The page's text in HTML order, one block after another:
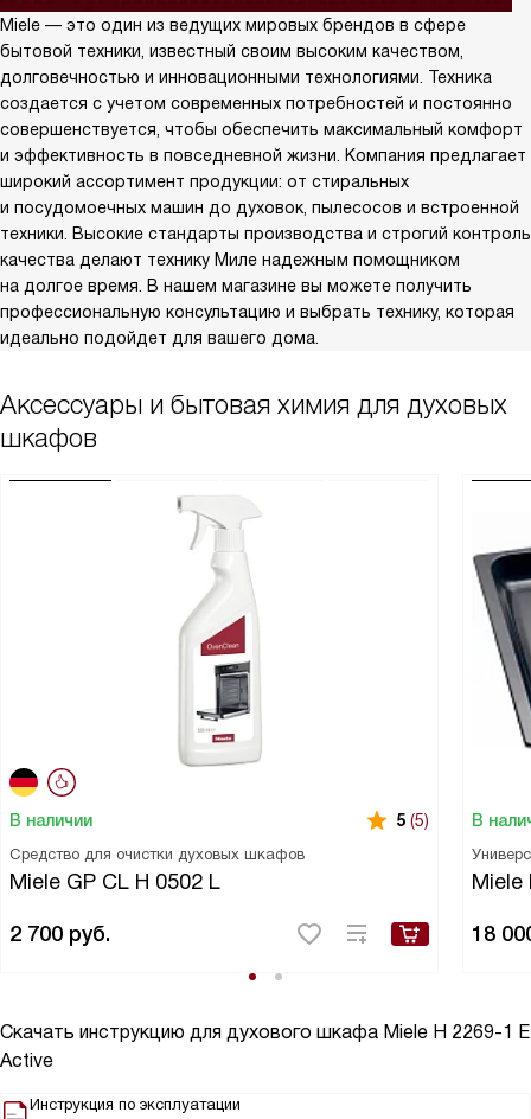
Miele — это один из ведущих мировых брендов в сфере
бытовой техники, известный своим высоким качеством,
долговечностью и инновационными технологиями. Техника
создается с учетом современных потребностей и постоянно
совершенствуется, чтобы обеспечить максимальный комфорт
и эффективность в повседневной жизни. Компания предлагает
широкий ассортимент продукции: от стиральных
и посудомоечных машин до духовок, пылесосов и встроенной
техники. Высокие стандарты производства и строгий контроль
качества делают технику Миле надежным помощником
на долгое время. В нашем магазине вы можете получить
профессиональную консультацию и выбрать технику, которая
идеально подойдет для вашего дома.
Аксессуары и бытовая химия для духовых
шкафов
В наличии 5 (5)
Средство для очистки духовых шкафов
Miele GP CL H 0502 L
2 700 руб.
В
Miele
18
Скачать инструкцию для духового шкафа Miele H 2269-1 E
Active
Инструкция по эксплуатации